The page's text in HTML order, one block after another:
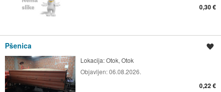
0,30 €
Pšenica
Lokacija:Otok, Otok
Objavljen:06.08.2026.
0,22 €